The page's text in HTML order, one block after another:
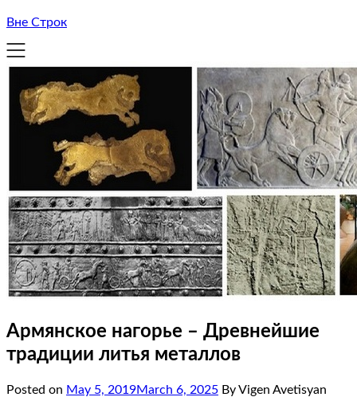
Вне Строк
Армянское нагорье – Древнейшие
традиции литья металлов
Posted on May 5, 2019March 6, 2025 By Vigen Avetisyan